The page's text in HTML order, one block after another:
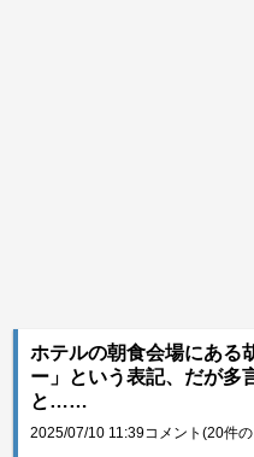
ホテルの朝食会場にある
ー」という表記、だが多
と……
2025/07/10 11:39コメント(20件